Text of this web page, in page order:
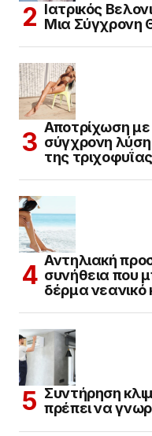
Ιατρικός
Μια Σύγχρονη
Αποτρίχωση
σύγχρονη λύση
της τριχοφυΐας
Αντηλιακή
συνήθεια που
δέρμα νεανικό
Συντήρηση
πρέπει να